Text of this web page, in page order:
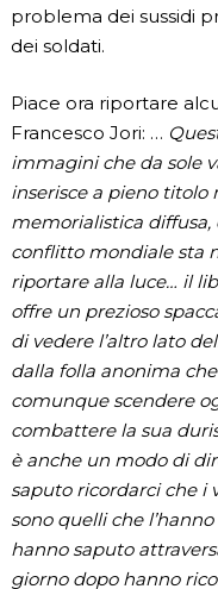
problema dei sussidi
dei soldati.
Piace ora riportare
Francesco Jori: …
immagini che da sole
inserisce a pieno titolo
memorialistica
conflitto mondiale sta
riportare alla luce… il
offre un prezioso
di vedere l’altro lato
dalla folla anonima
comunque scendere
combattere la sua
è anche un modo di
saputo ricordarci che i
sono quelli che
hanno saputo
giorno dopo hanno